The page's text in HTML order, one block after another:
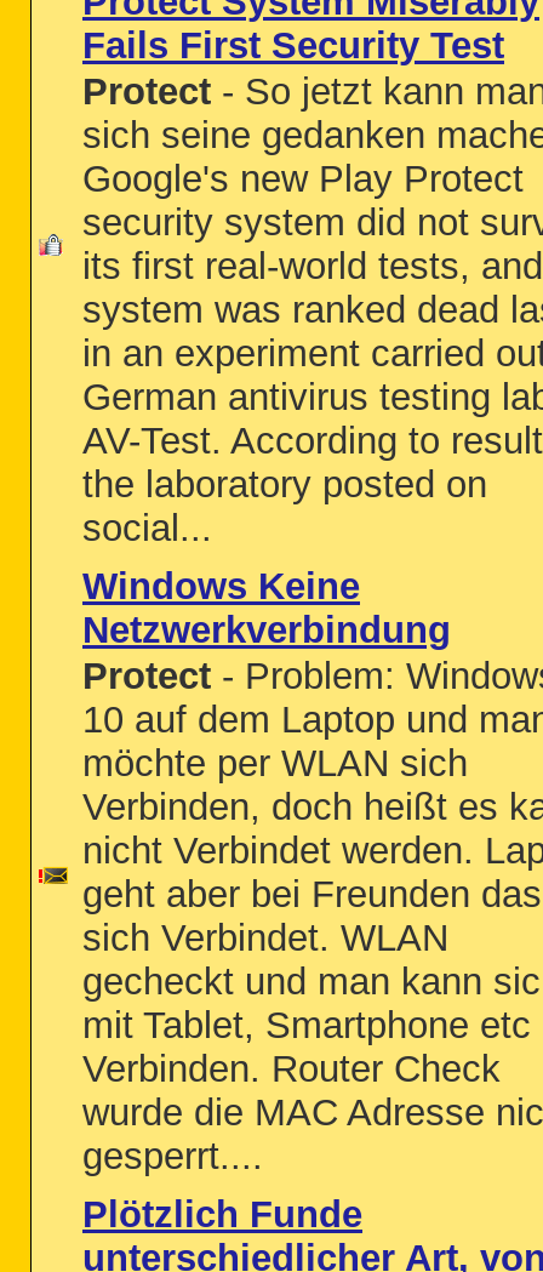
Fails First Security Test
Protect - So jetzt kann
sich seine gedanken
Google's new Play Protect
security system did not
its first real-world tests,
system was ranked dead
in an experiment carried
German antivirus testing
AV-Test. According to
the laboratory posted on
social...
Windows Keine
Netzwerkverbindung
Protect - Problem:
10 auf dem Laptop und
möchte per WLAN sich
Verbinden, doch heißt es
nicht Verbindet werden.
geht aber bei Freunden
sich Verbindet. WLAN
gecheckt und man kann
mit Tablet, Smartphone etc
Verbinden. Router Check
wurde die MAC Adresse
gesperrt....
Plötzlich Funde
unterschiedlicher Art,